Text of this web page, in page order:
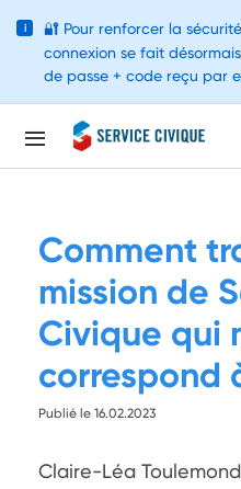
Comment
mission de
Civique qui
correspond
Publié le 16.02.2023
Claire-Léa
i 🔐 Pour renforcer la
connexion se fait
de passe + code reçu par